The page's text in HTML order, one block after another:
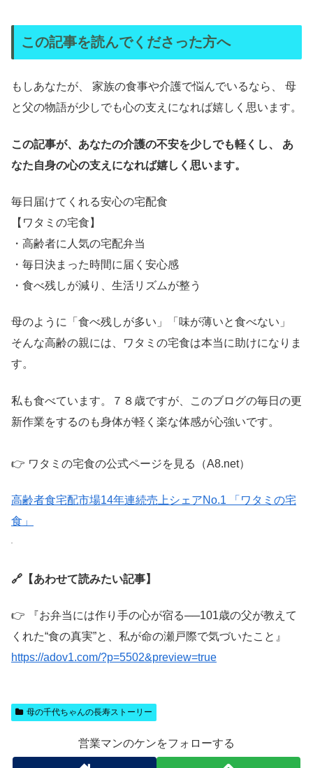
この記事を読んでくださった方へ
もしあなたが、 家族の食事や介護で悩んでいるなら、 母
と父の物語が少しでも心の支えになれば嬉しく思います。
この記事が、あなたの介護の不安を少しでも軽くし、
あ
なた自身の心の支えになれば嬉しく思います。
毎日届けてくれる安心の宅配食
【ワタミの宅食】
・高齢者に人気の宅配弁当
・毎日決まった時間に届く安心感
・食べ残しが減り、生活リズムが整う
母のように「食べ残しが多い」「味が薄いと食べない」
そんな高齢の親には、ワタミの宅食は本当に助けになりま
す。
私も食べています。７８歳ですが、このブログの毎日の更
新作業をするのも身体が軽く楽な体感が心強いです。
👉 ワタミの宅食の公式ページを見る（A8.net）
高齢者食宅配市場14年連続売上シェアNo.1 「ワタミの宅
食」
🔗 【あわせて読みたい記事】
👉 『お弁当には作り手の心が宿る──101歳の父が教えて
くれた“食の真実”と、私が命の瀬戸際で気づいたこと』
https://adov1.com/?p=5502&preview=true
母の千代ちゃんの長寿ストーリー
営業マンのケンをフォローする